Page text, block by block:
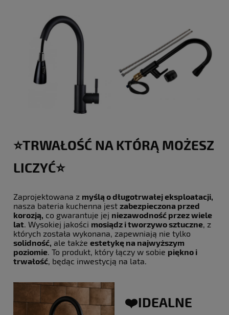
⭐️TRWAŁOŚĆ NA KTÓRĄ MOŻESZ
LICZYĆ⭐️
Zaprojektowana z myślą o długotrwałej eksploatacji,
nasza bateria kuchenna jest zabezpieczona przed
korozją, co gwarantuje jej niezawodność przez wiele
lat. Wysokiej jakości mosiądz i tworzywo sztuczne, z
których została wykonana, zapewniają nie tylko
solidność, ale także estetykę na najwyższym
poziomie. To produkt, który łączy w sobie piękno i
trwałość, będąc inwestycją na lata.
❤️‍IDEALNE